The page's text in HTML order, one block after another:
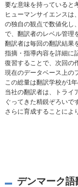
要な意味を持っていると
ヒューマンサイエンスは
の独自の観点で数値化し
で、翻訳者のレベル管理
翻訳者は毎回の翻訳結果
指摘・指導内容を詳細に
復習することで、次回の
現在のデータベース上の
この総量は翻訳学校が1
当社の翻訳者は、トライ
ぐってきた精鋭ぞろいで
さらに育成することによ
デンマーク